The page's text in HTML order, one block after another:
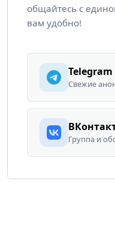
общайтесь с
вам удобно!
Telegram
Свежие
Группа и